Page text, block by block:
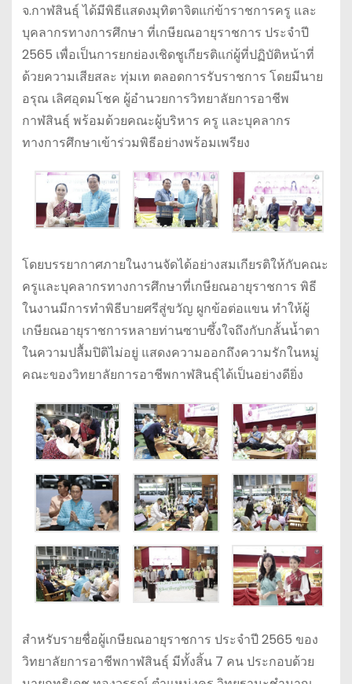
จ.กาฬสินธุ์ ได้มีพิธีแสดงมุทิตาจิตแก่ข้าราชการครู และ
บุคลากรทางการศึกษา ที่เกษียณอายุราชการ ประจำปี
2565 เพื่อเป็นการยกย่องเชิดชูเกียรติแก่ผู้ที่ปฏิบัติหน้าที่
ด้วยความเสียสละ ทุ่มเท ตลอดการรับราชการ โดยมีนาย
อรุณ เลิศอุดมโชค ผู้อำนวยการวิทยาลัยการอาชีพ
กาฬสินธุ์ พร้อมด้วยคณะผู้บริหาร ครู และบุคลากร
ทางการศึกษาเข้าร่วมพิธีอย่างพร้อมเพรียง
โดยบรรยากาศภายในงานจัดได้อย่างสมเกียรติให้กับคณะ
ครูและบุคลากรทางการศึกษาที่เกษียณอายุราชการ พิธี
ในงานมีการทำพิธีบายศรีสู่ขวัญ ผูกข้อต่อแขน ทำให้ผู้
เกษียณอายุราชการหลายท่านซาบซึ้งใจถึงกับกลั้นน้ำตา
ในความปลื้มปิติไม่อยู่ แสดงความออกถึงความรักในหมู่
คณะของวิทยาลัยการอาชีพกาฬสินธุ์ได้เป็นอย่างดียิ่ง
สำหรับรายชื่อผู้เกษียณอายุราชการ ประจำปี 2565 ของ
วิทยาลัยการอาชีพกาฬสินธุ์ มีทั้งสิ้น 7 คน ประกอบด้วย